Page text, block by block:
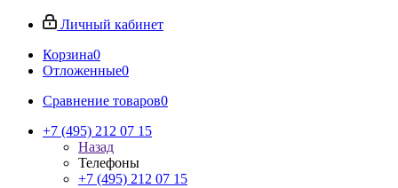
Личный кабинет
Корзина0
Отложенные0
Сравнение товаров0
+7 (495) 212 07 15
Назад
Телефоны
+7 (495) 212 07 15